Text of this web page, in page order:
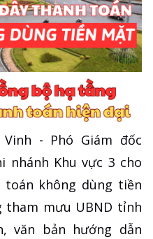
- Phó Giám đốc
nhánh Khu vực 3 cho
không dùng tiền
tham mưu UBND tỉnh
văn bản hướng dẫn